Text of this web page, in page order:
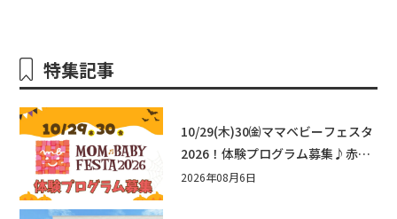
特集記事
10/29(木)30㈮ママベビーフェスタ
2026！体験プログラム募集♪赤ち
ゃん向けイベントに出演しません
2026年08月6日